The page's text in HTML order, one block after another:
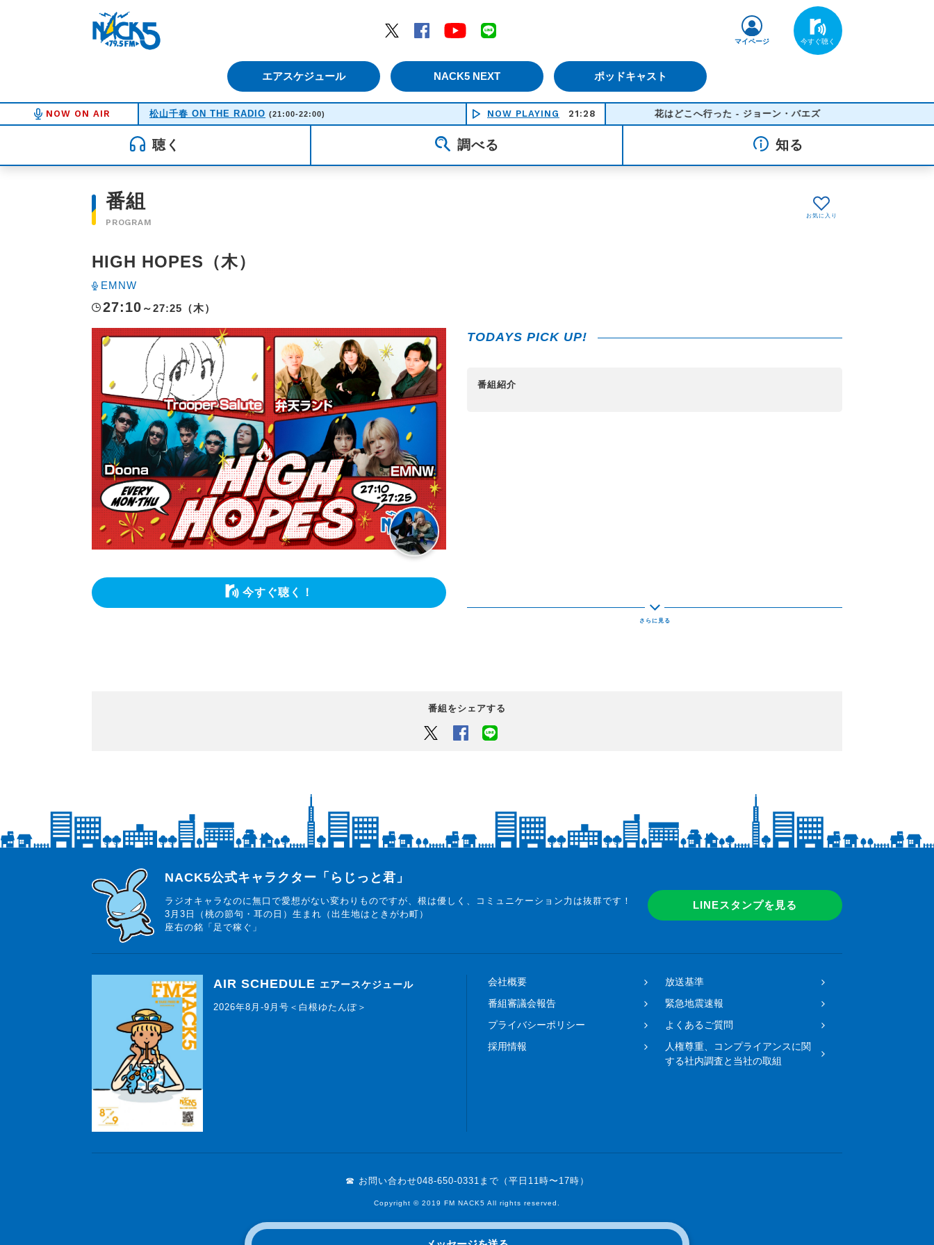
Twitter
Facebook YouTube
エアスケジュール NACK5 NEXT ポッドキャスト
マイページ
NOW ON AIR 松山千春 ON THE RADIO (21:00-22:00) NOW PLAYING 21:28 花はどこへ行った - ジョーン・バエズ
聴く 調べる 知る
番組
PROGRAM
HIGH HOPES（木）
EMNW
27:10 ～27:25（木）
今すぐ聴く！
TODAYS PICK UP!
番組紹介
番組をシェアする
Twitter Facebook
らじっと君
NACK5公式キャラクター「らじっと君」
ラジオキャラなのに無口で愛想がない変わりものですが、根は優しく、コミュニケーション力は抜群です！
3月3日（桃の節句・耳の日）生まれ（出生地はときがわ町）
座右の銘「足で稼ぐ」
LINEスタンプを見る
AIR SCHEDULE エアースケジュール
2026年8月-9月号＜白根ゆたんぽ＞
会社概要
放送基準
番組審議会報告
緊急地震速報
プライバシーポリシー
よくあるご質問
採用情報
人権尊重、コンプライアンスに関
する社内調査と当社の取組
☎ お問い合わせ048-650-0331まで（平日11時〜17時）
Copyright © 2019 FM NACK5 All rights reserved.